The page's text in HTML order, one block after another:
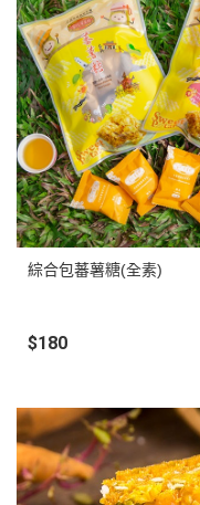
綜合包蕃薯糖(全素)
$180